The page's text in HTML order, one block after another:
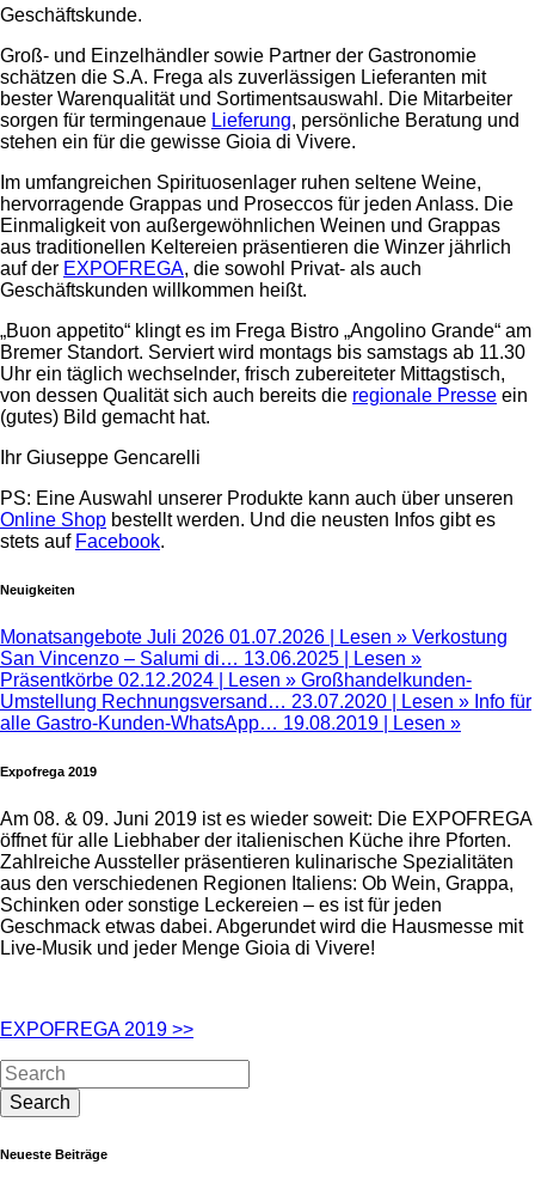
Geschäftskunde.
Groß- und Einzelhändler sowie Partner der Gastronomie
schätzen die S.A. Frega als zuverlässigen Lieferanten mit
bester Warenqualität und Sortimentsauswahl. Die Mitarbeiter
sorgen für termingenaue Lieferung, persönliche Beratung und
stehen ein für die gewisse Gioia di Vivere.
Im umfangreichen Spirituosenlager ruhen seltene Weine,
hervorragende Grappas und Proseccos für jeden Anlass. Die
Einmaligkeit von außergewöhnlichen Weinen und Grappas
aus traditionellen Keltereien präsentieren die Winzer jährlich
auf der EXPOFREGA, die sowohl Privat- als auch
Geschäftskunden willkommen heißt.
„Buon appetito“ klingt es im Frega Bistro „Angolino Grande“ am
Bremer Standort. Serviert wird montags bis samstags ab 11.30
Uhr ein täglich wechselnder, frisch zubereiteter Mittagstisch,
von dessen Qualität sich auch bereits die regionale Presse ein
(gutes) Bild gemacht hat.
Ihr Giuseppe Gencarelli
PS: Eine Auswahl unserer Produkte kann auch über unseren
Online Shop bestellt werden. Und die neusten Infos gibt es
stets auf Facebook.
Neuigkeiten
Monatsangebote Juli 2026 01.07.2026 | Lesen » Verkostung
San Vincenzo – Salumi di… 13.06.2025 |
Lesen »
Präsentkörbe 02.12.2024 | Lesen » Großhandelkunden-
Umstellung Rechnungsversand… 23.07.2020 | Lesen » Info für
alle Gastro-Kunden-WhatsApp… 19.08.2019 | Lesen »
Expofrega 2019
Am 08. & 09. Juni 2019 ist es wieder soweit: Die EXPOFREGA
öffnet für alle Liebhaber der italienischen Küche ihre Pforten.
Zahlreiche Aussteller präsentieren kulinarische Spezialitäten
aus den verschiedenen Regionen Italiens: Ob Wein, Grappa,
Schinken oder sonstige Leckereien – es ist für jeden
Geschmack etwas dabei. Abgerundet wird die Hausmesse mit
Live-Musik und jeder Menge Gioia di Vivere!
EXPOFREGA 2019 >>
Neueste Beiträge